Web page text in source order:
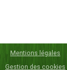
Mentions légales
Gestion des cookies